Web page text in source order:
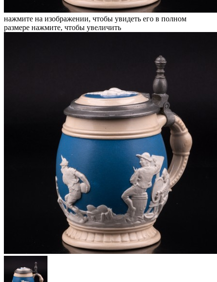
нажмите на изображении, чтобы увидеть его в полном
размере нажмите, чтобы увеличить